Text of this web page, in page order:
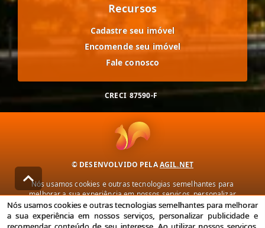
Recursos
Cadastre seu imóvel
Encomende seu imóvel
Fale conosco
CRECI 87590-F
© DESENVOLVIDO PELAAGIL.NET
Nós usamos cookies e outras tecnologias semelhantes para
melhorar a sua experiência em nossos serviços, personalizar
publicidade e recomendar conteúdo de seu interesse. Ao utilizar
nossos serviços, você concorda com nossa política de privacidade e
termos de uso.
Nós usamos cookies e outras tecnologias semelhantes para melhorar
a sua experiência em nossos serviços, personalizar publicidade e